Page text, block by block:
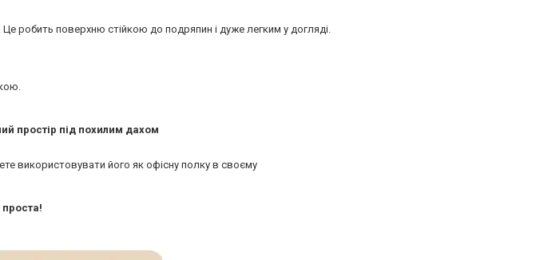
робить поверхню стійкою до подряпин і дуже легким у догляді.
простір під похилим дахом
використовувати його як офісну полку в своєму